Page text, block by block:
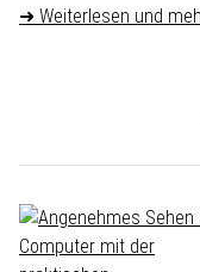
➜ Weiterlesen und